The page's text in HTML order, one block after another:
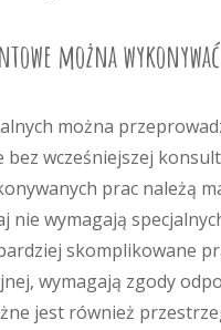
można
można
bez wcześniejszej
prac należą
nie wymagają
skomplikowane
wymagają zgody
jest również